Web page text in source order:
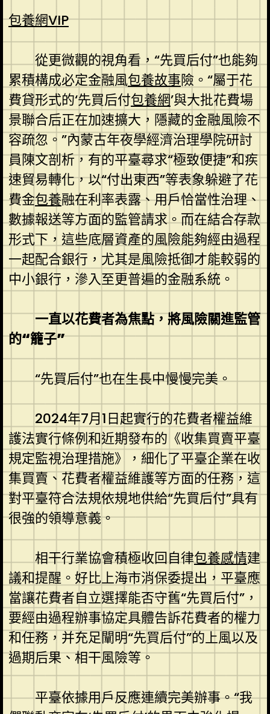
包養網VIP
從更微觀的視角看，“先買后付”也能夠
累積構成必定金融風包養故事險。“屬于花
費貸形式的‘先買后付包養網’與大批花費場
景聯合后正在加速擴大，隱藏的金融風險不
容疏忽。”內蒙古年夜學經濟治理學院研討
員陳文剖析，有的平臺尋求“極致便捷”和疾
速貿易轉化，以“付出東西”等表象躲避了花
費金包養融在利率表露、用戶恰當性治理、
數據報送等方面的監管請求。而在結合存款
形式下，這些底層資產的風險能夠經由過程
一起配合銀行，尤其是風險抵御才能較弱的
中小銀行，滲入至更普遍的金融系統。
一直以花費者為焦點，將風險關進監管
的“籠子”
“先買后付”也在生長中慢慢完美。
2024年7月1日起實行的花費者權益維
護法實行條例和近期發布的《收集買賣平臺
規定監視治理措施》，細化了平臺企業在收
集買賣、花費者權益維護等方面的任務，這
對平臺符合法規依規地供給“先買后付”具有
很強的領導意義。
相干行業協會積極收回自律包養感情建
議和提醒。好比上海市消保委提出，平臺應
當讓花費者自立選擇能否守舊“先買后付”，
要經由過程辦事協定具體告訴花費者的權力
和任務，并充足闡明“先買后付”的上風以及
過期后果、相干風險等。
平臺依據用戶反應連續完美辦事。“我